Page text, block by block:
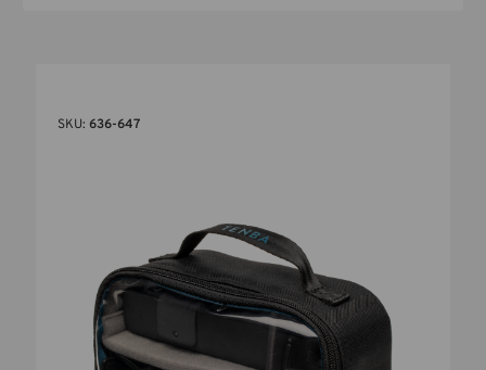
SKU: 636-647